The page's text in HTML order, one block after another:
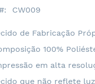
CW009
de Fabricação
100%
em alta
que não reflete luz